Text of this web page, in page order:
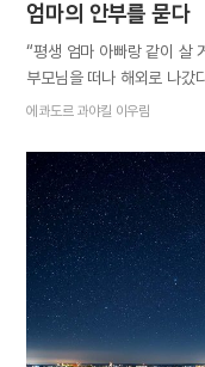
엄마의 안부를 묻다
“평생 엄마 아빠랑 같이 살
부모님을 떠나 해외로 나갔
부모님은 오매불망 내가 전
물어보셨다. “없어요, 없어.
다른 문화에 적응하기는
해주시는 집밥이 그립기도
보여드리고 싶었다. 대화가
일부러 전화를 빨리 끊기
만났고, 또다시 부모님을
단둘이 안방 침대에 나란히
어릴 때 결혼 안 하고 평생
에콰도르 과야킬 이우림